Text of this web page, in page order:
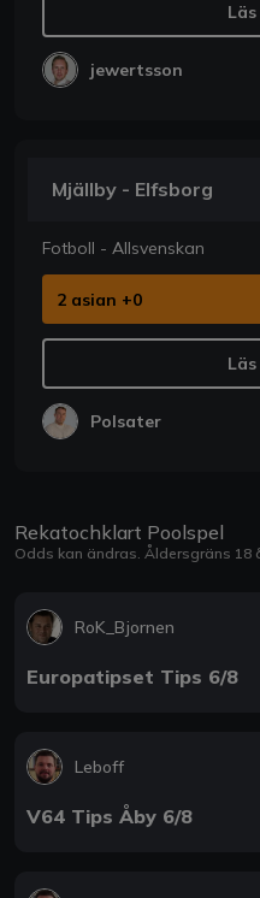
jewertsson
Mjällby - Elfsborg
Fotboll - Allsvenskan
2 asian +0
Polsater
Rekatochklart Poolspel
Odds kan ändras. Åldersgräns 18
RoK_Bjornen
Europatipset Tips 6/8
Leboff
V64 Tips Åby 6/8